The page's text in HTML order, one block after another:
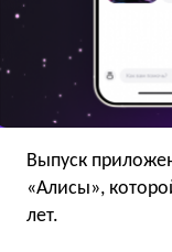
Выпуск
«Алисы»,
лет.